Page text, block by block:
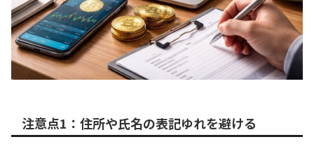
注意点1：住所や氏名の表記ゆれを避ける